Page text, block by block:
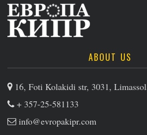
ABOUT US
16, Foti Kolakidi str, 3031,
+ 357-25-581133
info@evropakipr.com